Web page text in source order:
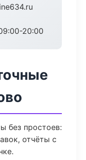
20:00
без простоев:
отчёты с